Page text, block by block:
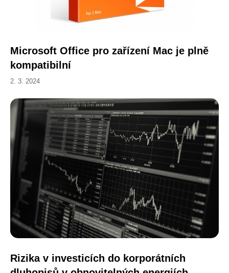
Microsoft Office pro zařízení Mac je plně
kompatibilní
2. 3. 2024
Rizika v investicích do korporátních